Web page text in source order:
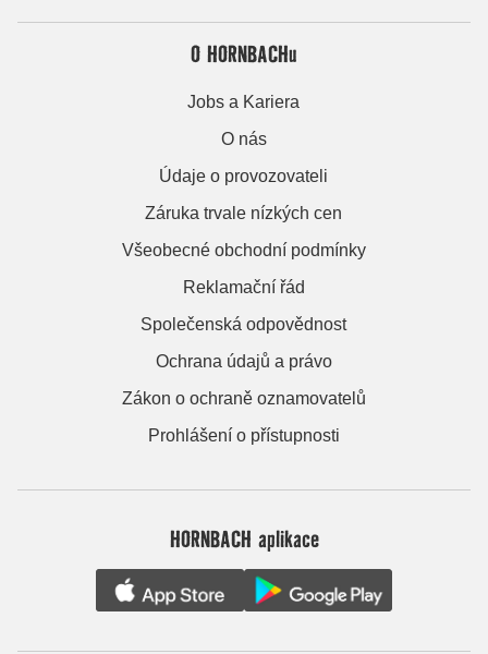
O HORNBACHu
Jobs a Kariera
O nás
Údaje o provozovateli
Záruka trvale nízkých cen
Všeobecné obchodní podmínky
Reklamační řád
Společenská odpovědnost
Ochrana údajů a právo
Zákon o ochraně oznamovatelů
Prohlášení o přístupnosti
HORNBACH aplikace